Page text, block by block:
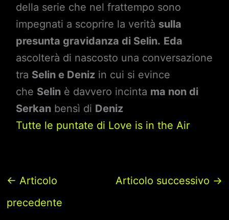
della serie che nel frattempo sono
impegnati a scoprire la verità sulla
presunta gravidanza di Selin. Eda
ascolterà di nascosto una conversazione
tra Selin e Denizin cui si evince
che Selinè davvero incinta ma non di
Serkanbensì di Deniz
Tutte le puntate di Love is in the Air
← Articolo
precedente
Articolo successivo →